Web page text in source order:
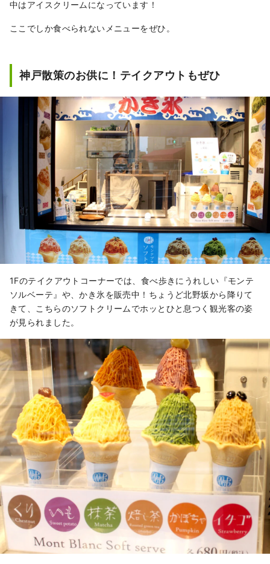
中はアイスクリームになっています！
ここでしか食べられないメニューをぜひ。
神戸散策のお供に！テイクアウトもぜひ
1Fのテイクアウトコーナーでは、食べ歩きにうれしい『モンテ
ソルベーテ』や、かき氷を販売中！ちょうど北野坂から降りて
きて、こちらのソフトクリームでホッとひと息つく観光客の姿
が見られました。